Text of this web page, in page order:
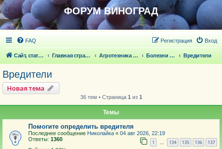
ФОРУМ ВИНОГРАД
FAQ Вход
Регистрация
Сайт, статьи Главная страница Агротехника выращивания винограда Болезни и вредители винограда Вредители
Вредители
Новая тема
36 тем • Страница 1 из 1
Темы
Помогите определить вредителя
Последнее сообщение Николайка « 04 авг 2026, 22:19
Ответы: 1360 1 … 134 135 136 137